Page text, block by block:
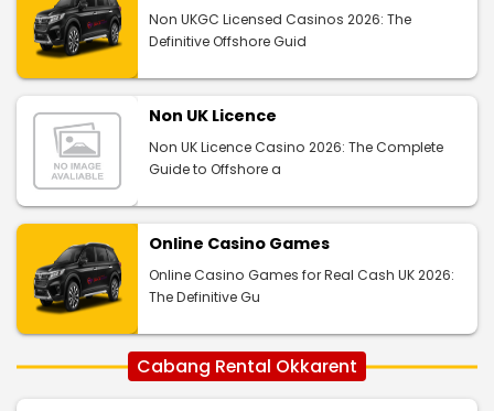
Non UKGC Licensed Casinos 2026: The
Definitive Offshore Guid
Non UK Licence
Non UK Licence Casino 2026: The Complete
Guide to Offshore a
Online Casino Games
Online Casino Games for Real Cash UK 2026:
The Definitive Gu
Cabang Rental Okkarent